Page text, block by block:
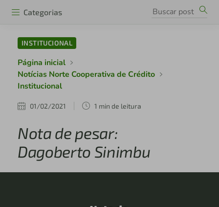
Categorias
INSTITUCIONAL
Página inicial
Notícias Norte Cooperativa de Crédito
Institucional
01/02/2021 1 min de leitura
Nota de pesar:
Dagoberto Sinimbu